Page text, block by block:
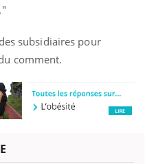
subsidiaires pour
comment.